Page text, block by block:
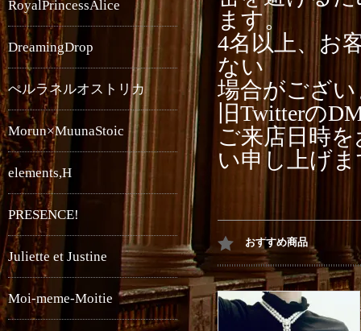
ます。
4名以上、お
ない
場合がござ
旧Twitterの
ご来店日時
い申し上げ
おすすめ商品
RoyalPrincessAlice
DreamingDrop
ぺルラネルオストリカ
Morun×MuunaStoic
elements,H
PRESENCE!
Juliette et Justine
Moi-meme-Moitie